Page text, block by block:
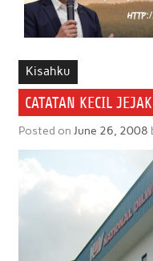
Kisahku
CATATAN KECIL
Posted on June 26, 2008